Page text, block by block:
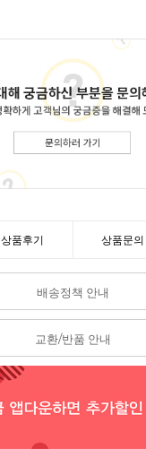
상품후기 상품문의
배송정책 안내
교환/반품 안내